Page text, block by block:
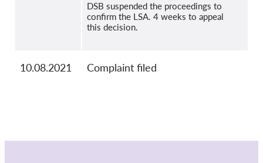
DSB suspended the proceedings to
confirm the LSA. 4 weeks to appeal
this decision.
10.08.2021 Complaint filed